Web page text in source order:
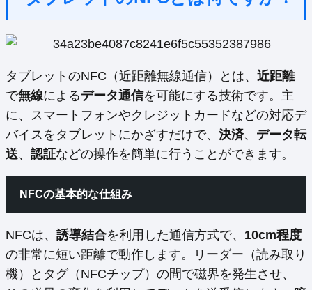
タブレットのNFC（近距離無線通信）とは、 近距離
で無線によるデータ通信を可能にする技術です。主
に、スマートフォンやクレジットカードなどの対応デ
バイスをタブレットにかざすだけで、 決済、 データ転
送、 認証などの操作を簡単に行うことができます。
NFCの基本的な仕組み
NFCは、 誘導結合を利用した通信方式で、 10cm程度
の非常に短い距離で動作します。リーダー（読み取り
機）とタグ（NFCチップ）の間で磁界を発生させ、